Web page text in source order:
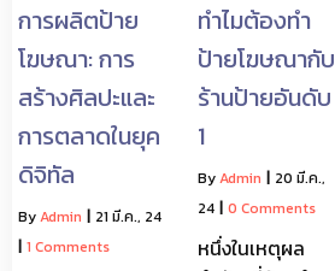
การผลิตป้าย
โฆษณา: การ
สร้างศิลปะและ
การตลาดในยุค
ดิจิทัล
ByAdmin | 21 มี.ค., 24
| 1 Comments
ทำไมต้องทำ
ป้ายโฆษณากับ
ร้านป้ายอันดับ
1
ByAdmin | 20 มี.ค.,
24 | 0 Comments
หนึ่งในเหตุผล